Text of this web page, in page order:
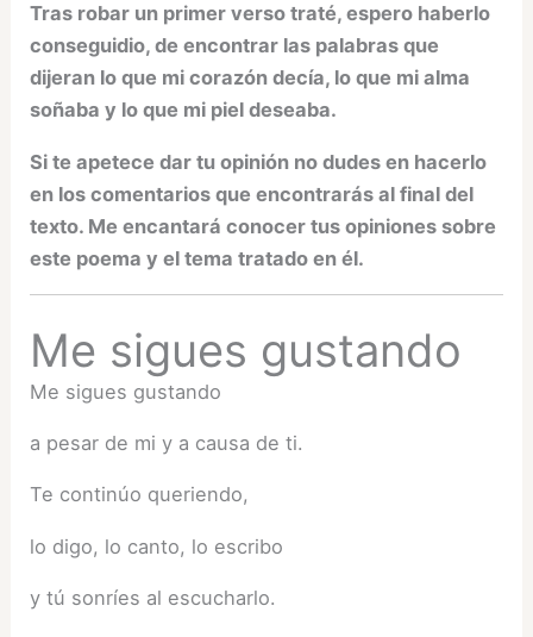
Tras robar un primer verso traté, espero haberlo
conseguidio, de encontrar las palabras que
dijeran lo que mi corazón decía, lo que mi alma
soñaba y lo que mi piel deseaba.
Si te apetece dar tu opinión no dudes en hacerlo
en los comentarios que encontrarás al final del
texto. Me encantará conocer tus opiniones sobre
este poema y el tema tratado en él.
Me sigues gustando
Me sigues gustando
a pesar de mi y a causa de ti.
Te continúo queriendo,
lo digo, lo canto, lo escribo
y tú sonríes al escucharlo.